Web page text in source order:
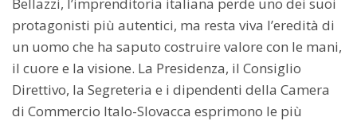
protagonisti più autentici, ma resta viva l’eredità di
un uomo che ha saputo costruire valore con le mani,
il cuore e la visione. La Presidenza, il Consiglio
Direttivo, la Segreteria e i dipendenti della Camera
di Commercio Italo-Slovacca esprimono le più